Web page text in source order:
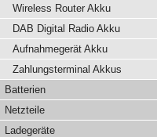
Wireless Router Akku
DAB Digital Radio Akku
Aufnahmegerät Akku
Zahlungsterminal Akkus
Batterien
Netzteile
Ladegeräte